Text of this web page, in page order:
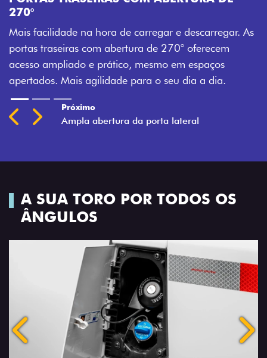
270°
Mais facilidade na hora de carregar e descarregar. As
portas traseiras com abertura de 270° oferecem
acesso ampliado e prático, mesmo em espaços
apertados. Mais agilidade para o seu dia a dia.
Previous
Next
A SUA TORO POR TODOS OS
ÂNGULOS
Anterior